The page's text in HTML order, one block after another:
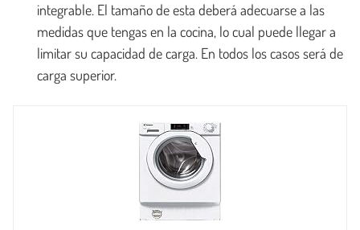
integrable. El tamaño de esta deberá adecuarse a las
medidas que tengas en la cocina, lo cual puede llegar a
limitar su capacidad de carga. En todos los casos será de
carga superior.